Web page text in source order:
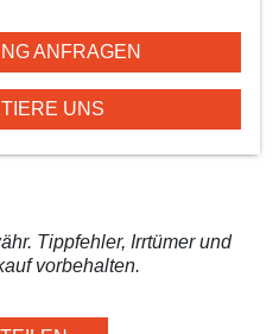
ANFRAGEN
UNS
Tippfehler, Irrtümer und
vorbehalten.